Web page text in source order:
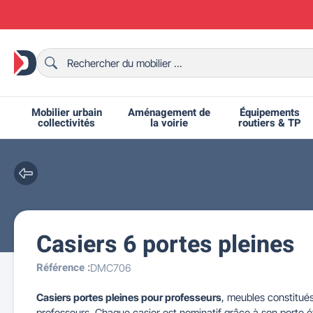
Mobilier urbain
collectivités
Bancs urbains
Aménagement de
la voirie
Bornes et potelets urbains
Équipements
routiers & TP
Ralentisseurs routiers
Grilles d'exposition
Fêtes et événements
Chaises de collectivité
Mobilier intérieur CHR
Chaises et bancs scolaires
Tables de ping-pong
Casiers 6 portes pleines
Référence :DMC706
Casiers portes pleines pour professeurs, meubles